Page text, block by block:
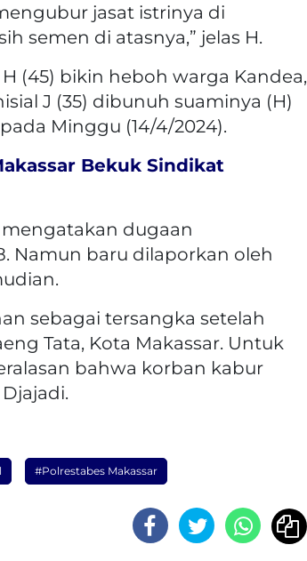
jasat istrinya di
semen di atasnya,” jelas H.
(45) bikin heboh warga Kandea,
J (35) dibunuh suaminya (H)
Minggu (14/4/2024).
Bekuk Sindikat
mengatakan dugaan
Namun baru dilaporkan oleh
sebagai tersangka setelah
Tata, Kota Makassar. Untuk
bahwa korban kabur
#Polrestabes Makassar